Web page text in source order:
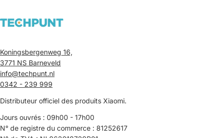
Koningsbergenweg 16,
3771 NS Barneveld
info@techpunt.nl
0342 - 239 999
Distributeur officiel des produits Xiaomi.
Jours ouvrés : 09h00 - 17h00
N° de registre du commerce : 81252617